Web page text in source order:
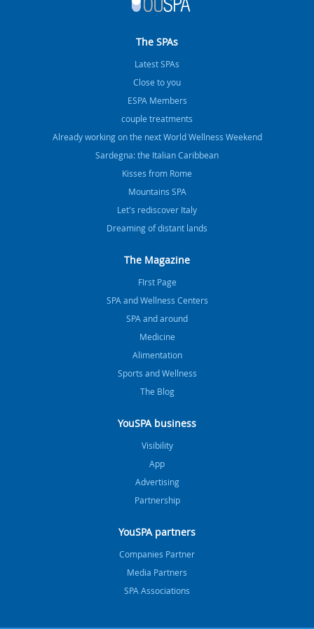
The SPAs
Latest SPAs
Close to you
ESPA Members
couple treatments
Already working on the next World Wellness Weekend
Sardegna: the Italian Caribbean
Kisses from Rome
Mountains SPA
Let's rediscover Italy
Dreaming of distant lands
The Magazine
FIrst Page
SPA and Wellness Centers
SPA and around
Medicine
Alimentation
Sports and Wellness
The Blog
YouSPA business
Visibility
App
Advertising
Partnership
YouSPA partners
Companies Partner
Media Partners
SPA Associations